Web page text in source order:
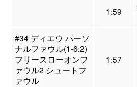
1:59
#34 ディエウ パーソ
ナルファウル(1-6:2)
フリースローオンフ
ァウル2 シュートフ
ァウル
1:57